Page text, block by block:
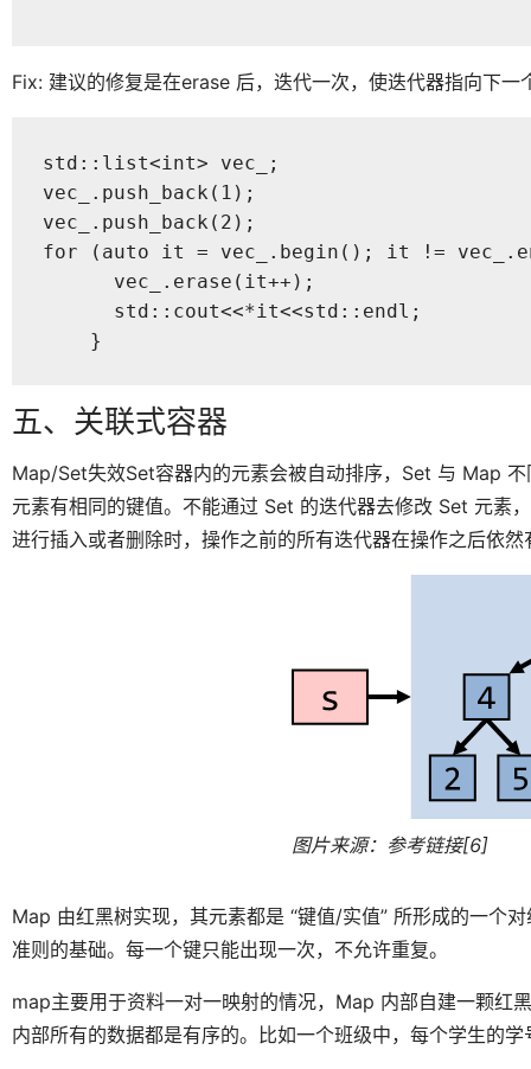
Fix: 建议的修复是在erase 后，迭代一次，使迭代器指向下一
std::list<int> vec_;
vec_.push_back(1);
vec_.push_back(2);
for (auto it = vec_.begin(); it !=
      vec_.erase(it++);
      std::cout<<*it<<std::endl;
    }
五、关联式容器
Map/Set失效Set容器内的元素会被自动排序，Set 与 Map
元素有相同的键值。不能通过 Set 的迭代器去修改 Set 元素
进行插入或者删除时，操作之前的所有迭代器在操作之后依然
图片来源：参考链接[6]
Map 由红黑树实现，其元素都是 “键值/实值” 所形成的一个
准则的基础。每一个键只能出现一次，不允许重复。
map主要用于资料一对一映射的情况，Map 内部自建一颗红
内部所有的数据都是有序的。比如一个班级中，每个学生的